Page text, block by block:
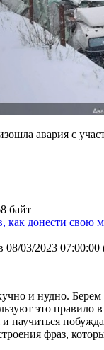
авария с
байт
как донести свою
08/03/2023 07:00:00
и нудно.
это правило
научиться
фраз,